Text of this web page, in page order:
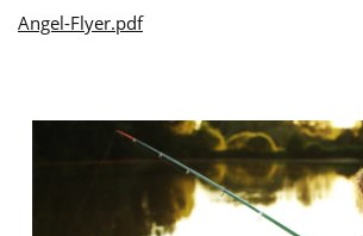
Angel-Flyer.pdf